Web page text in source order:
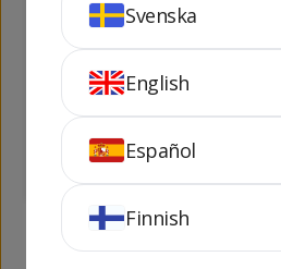
Arienzo de Riscal
75 cl
KÖP
Svenska
English
Español
Finnish